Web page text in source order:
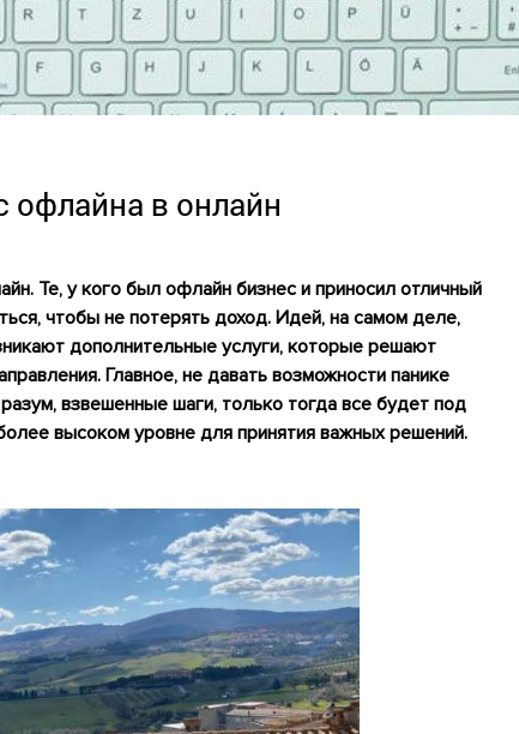
офлайна в онлайн
Те, у кого был офлайн бизнес и приносил отличный
чтобы не потерять доход. Идей, на самом деле,
дополнительные услуги, которые решают
Главное, не давать возможности панике
взвешенные шаги, только тогда все будет под
высоком уровне для принятия важных решений.